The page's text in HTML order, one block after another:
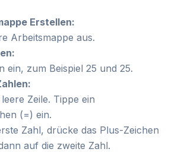
Erstellen:
Arbeitsmappe aus.
ein, zum Beispiel 25 und 25.
Zeile. Tippe ein
(=) ein.
Zahl, drücke das Plus-Zeichen
auf die zweite Zahl.